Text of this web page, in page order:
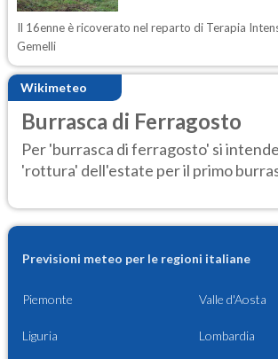
Il 16enne è ricoverato nel reparto di Terapia
Gemelli
Wikimeteo
Burrasca di Ferragosto
Per 'burrasca di ferragosto' si
'rottura' dell'estate per il primo
Previsioni meteo per le regioni italiane
Piemonte Valle d'Aosta
Liguria Lombardia